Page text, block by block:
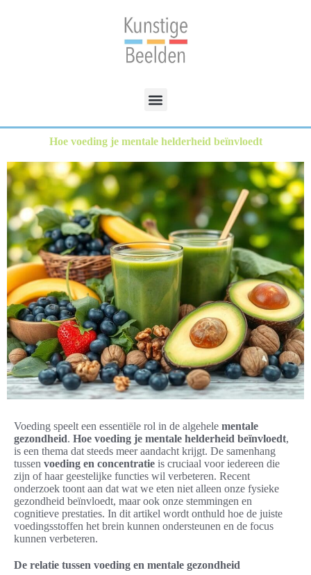
Hoe voeding je mentale helderheid beïnvloedt
Voeding speelt een essentiële rol in de algehele mentale
gezondheid. Hoe voeding je mentale helderheid beïnvloedt,
is een thema dat steeds meer aandacht krijgt. De samenhang
tussen voeding en concentratie is cruciaal voor iedereen die
zijn of haar geestelijke functies wil verbeteren. Recent
onderzoek toont aan dat wat we eten niet alleen onze fysieke
gezondheid beïnvloedt, maar ook onze stemmingen en
cognitieve prestaties. In dit artikel wordt onthuld hoe de juiste
voedingsstoffen het brein kunnen ondersteunen en de focus
kunnen verbeteren.
De relatie tussen voeding en mentale gezondheid